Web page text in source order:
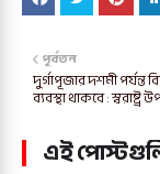
পূর্বতন
দুর্গাপূজার দশমী পর্যন্ত
ব্যবস্থা থাকবে : স্বরাষ্ট্র
এই